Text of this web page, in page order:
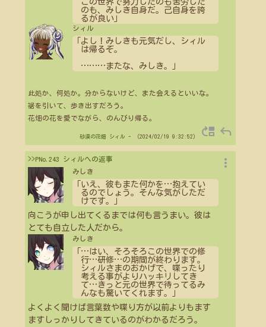
この世界で努力したのも苦労した
のも、みしき自身だ。己自身を誇
るが良い」
シィル
「よし！みしきも元気だし、シィル
は帰るぞ。
……… またな、みしき。」
此処か、何処か。分からないけど、また会えるといいな。
裾を引いて、歩き出すだろう。
花畑の花を愛でながら、のんびり帰る。
砂漠の花畑 シィル - （2024/02/19 9:32:52） move_up reply
>>PNo.243 シィルへの返事
みしき
「いえ、彼もまた何かを …抱えてい
るのでしょう。そんな気がしただ
けです。」
向こうが申し出てくるまでは何も言うまい。彼は
とても自立した人だから。
みしき
…はい、そろそろこの世界での修
行…研修…の期間が終わります。
シィルさまのおかげで、喋ったり
考える事がよりハッキリしてき
て… きっと元の世界で待ってるみ
んなも驚いてくれます。」
よくよく聞けば言葉数や喋り方が以前よりもます
ますしっかりしてきているのがわかるだろう。
more_vert